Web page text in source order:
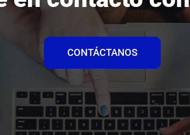
CONTÁCTANOS